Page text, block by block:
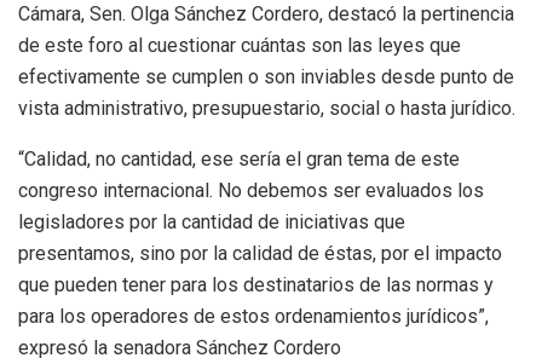
Cámara, Sen. Olga Sánchez Cordero, destacó la pertinencia
de este foro al cuestionar cuántas son las leyes que
efectivamente se cumplen o son inviables desde punto de
vista administrativo, presupuestario, social o hasta jurídico.
“Calidad, no cantidad, ese sería el gran tema de este
congreso internacional. No debemos ser evaluados los
legisladores por la cantidad de iniciativas que
presentamos, sino por la calidad de éstas, por el impacto
que pueden tener para los destinatarios de las normas y
para los operadores de estos ordenamientos jurídicos”,
expresó la senadora Sánchez Cordero